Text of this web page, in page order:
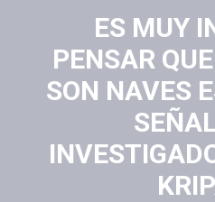
ES MUY
PENSAR
SON NAVES